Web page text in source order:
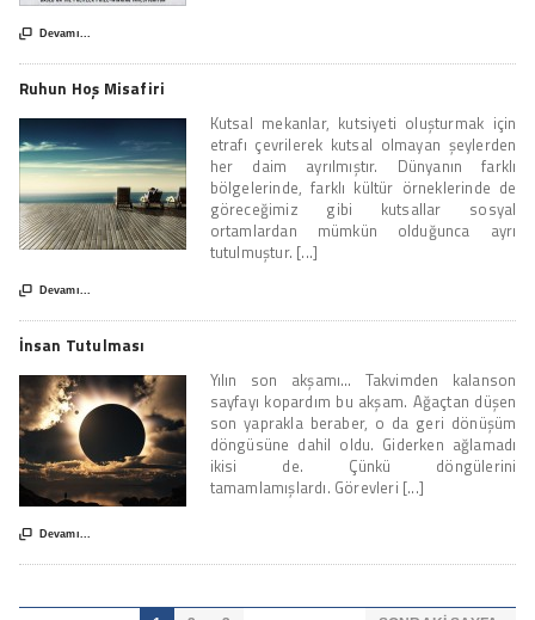
 Devamı...
Ruhun Hoş Misafiri
Kutsal mekanlar, kutsiyeti oluşturmak için
etrafı çevrilerek kutsal olmayan şeylerden
her daim ayrılmıştır. Dünyanın farklı
bölgelerinde, farklı kültür örneklerinde de
göreceğimiz gibi kutsallar sosyal
ortamlardan mümkün olduğunca ayrı
tutulmuştur. [...]
 Devamı...
İnsan Tutulması
Yılın son akşamı… Takvimden kalanson
sayfayı kopardım bu akşam. Ağaçtan düşen
son yaprakla beraber, o da geri dönüşüm
döngüsüne dahil oldu. Giderken ağlamadı
ikisi de. Çünkü döngülerini
tamamlamışlardı. Görevleri [...]
 Devamı...